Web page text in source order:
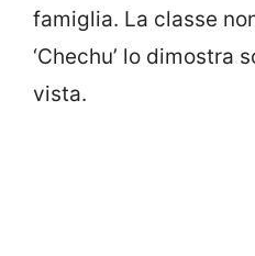
famiglia. La classe
‘Chechu’ lo dimostra
vista.